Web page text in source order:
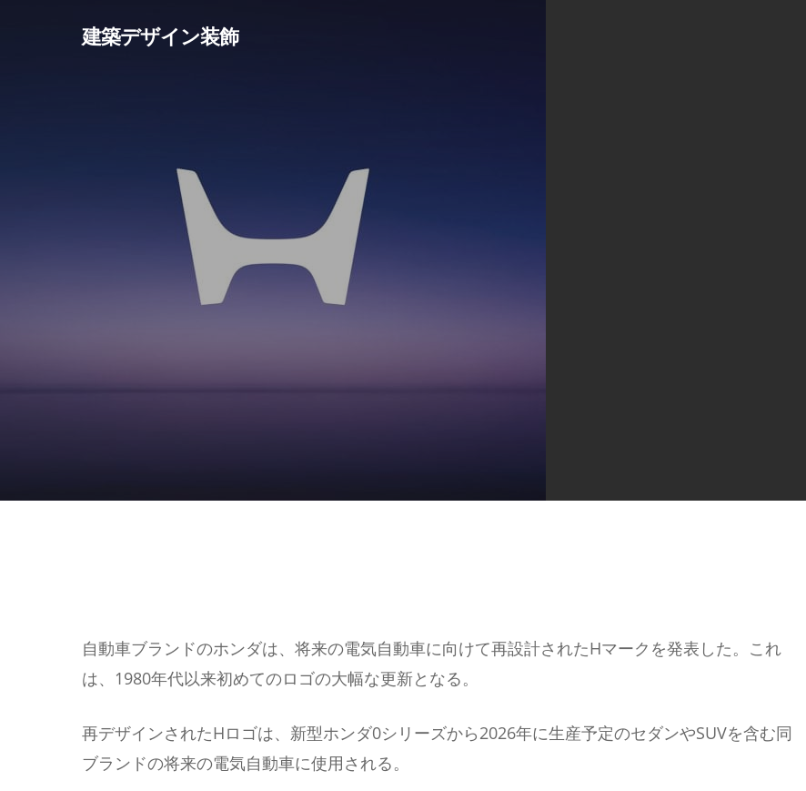
Hit enter to search or ESC to close
建築デザイン装飾
自動車ブランドのホンダは、将来の電気自動車に向けて再設計されたHマークを発表した。これ
は、1980年代以来初めてのロゴの大幅な更新となる。
再デザインされたHロゴは、新型ホンダ0シリーズから2026年に生産予定のセダンやSUVを含む同
ブランドの将来の電気自動車に使用される。